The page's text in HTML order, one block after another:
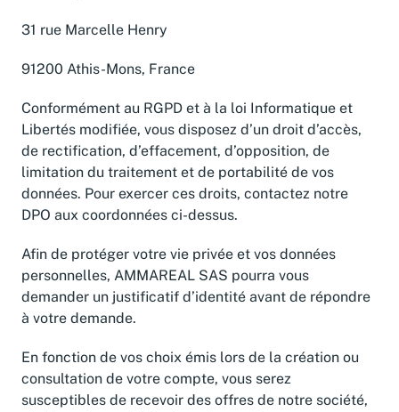
31 rue Marcelle Henry
91200 Athis-Mons, France
Conformément au RGPD et à la loi Informatique et
Libertés modifiée, vous disposez d’un droit d’accès,
de rectification, d’effacement, d’opposition, de
limitation du traitement et de portabilité de vos
données. Pour exercer ces droits, contactez notre
DPO aux coordonnées ci-dessus.
Afin de protéger votre vie privée et vos données
personnelles, AMMAREAL SAS pourra vous
demander un justificatif d’identité avant de répondre
à votre demande.
En fonction de vos choix émis lors de la création ou
consultation de votre compte, vous serez
susceptibles de recevoir des offres de notre société,